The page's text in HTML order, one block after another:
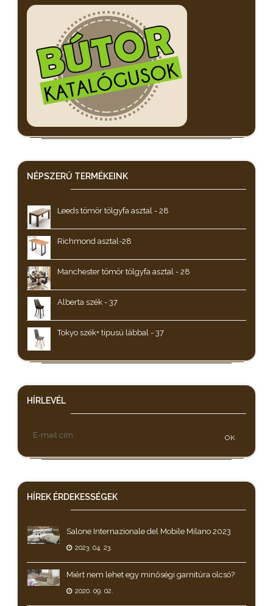
NÉPSZERŰ TERMÉKEINK
Leeds tömör tölgyfa asztal - 28
Richmond asztal-28
Manchester tömör tölgyfa asztal - 28
Alberta szék - 37
Tokyo szék+ tipusú lábbal - 37
HÍRLEVÉL
OK
HÍREK ÉRDEKESSÉGEK
Salone Internazionale del Mobile Milano 2023
2023. 04. 23.
Miért nem lehet egy minőségi garnitúra olcsó?
2020. 09. 02.